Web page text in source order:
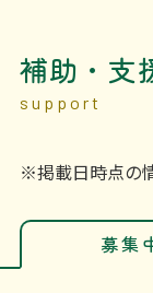
補助・支
support
※掲載日時点の
募集